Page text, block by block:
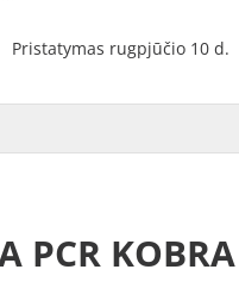
Pristatymas rugpjūčio 10 d.
PCR